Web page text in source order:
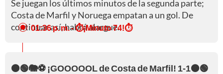
Se juegan los últimos minutos de la segunda parte;
Costa de Marfil y Noruega empatan a un gol. De
continuar así, habrá alargue.
01:36 p. m.- ⏱️¡Minuto 74!⏱️
🟠🟢🐘⚽ ¡GOOOOOL de Costa de Marfil! 1-1🟠🟢